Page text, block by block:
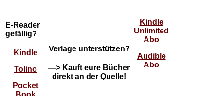
E-Reader
gefällig?
Kindle
Tolino
Pocket
Book
Verlage unterstützen?
—> Kauft eure Bücher
direkt an der Quelle!
Kindle
Unlimited
Abo
Audible
Abo